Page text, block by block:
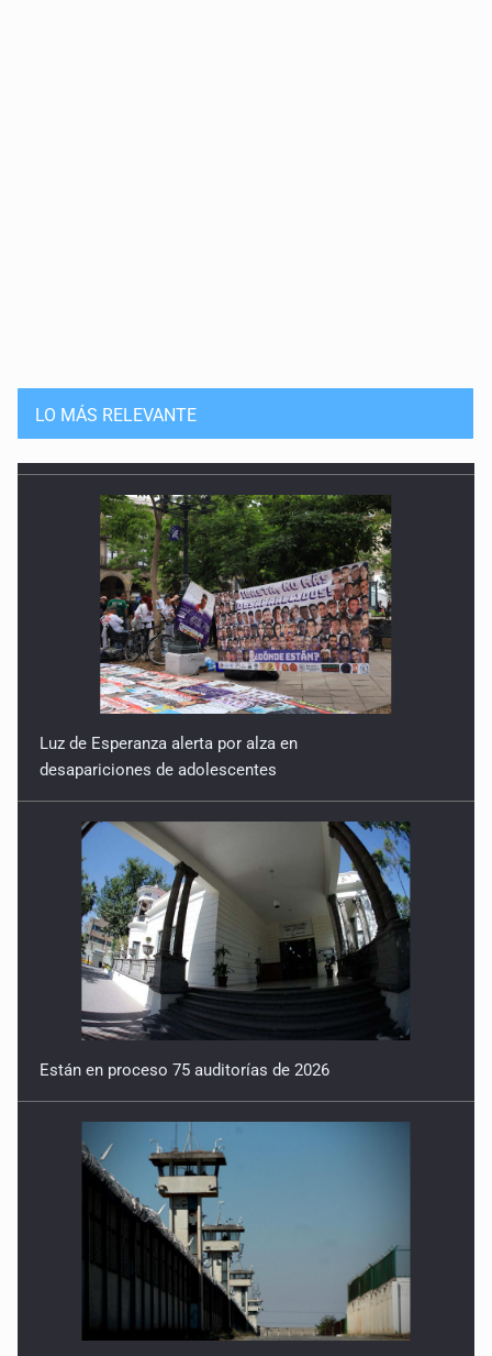
LO MÁS RELEVANTE
Luz de Esperanza alerta por alza en
desapariciones de adolescentes
Están en proceso 75 auditorías de 2026